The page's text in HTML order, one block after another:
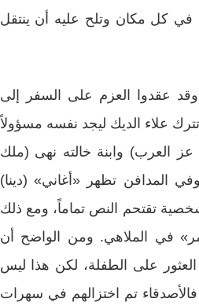
في كل مكان وتلح عليه أن ينتقل
وقد عقدوا العزم على السفر إلى
علاء الديك ليجد نفسه مسؤولاً
عز العرب) وابنة خالته نهى (ملك
المدافن تظهر «أغاني» (دينا)
تقتحم النص تماماً، ومع ذلك
في الملاهي. ومن الواضح أن
على الطفلة، لكن هذا ليس
تم اختزالهم في سهرات